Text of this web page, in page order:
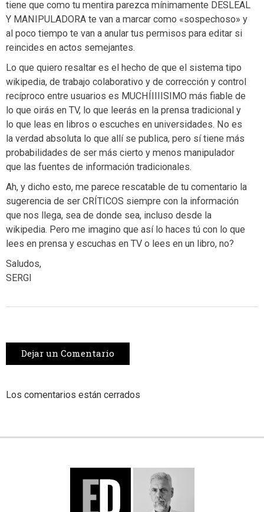
tiene que como tu mentira parezca mínimamente DESLEAL
Y MANIPULADORA te van a marcar como «sospechoso» y
al poco tiempo te van a anular tus permisos para editar si
reincides en actos semejantes.
Lo que quiero resaltar es el hecho de que el sistema tipo
wikipedia, de trabajo colaborativo y de corrección y control
recíproco entre usuarios es MUCHÍIIIISIMO más fiable de
lo que oirás en TV, lo que leerás en la prensa tradicional y
lo que leas en libros o escuches en universidades. No es
la verdad absoluta lo que allí se publica, pero sí tiene más
probabilidades de ser más cierto y menos manipulador
que las fuentes de información tradicionales.
Ah, y dicho esto, me parece rescatable de tu comentario la
sugerencia de ser CRÍTICOS siempre con la información
que nos llega, sea de donde sea, incluso desde la
wikipedia. Pero me imagino que así lo haces tú con lo que
lees en prensa y escuchas en TV o lees en un libro, no?
Saludos,
SERGI
Dejar un Comentario
Los comentarios están cerrados